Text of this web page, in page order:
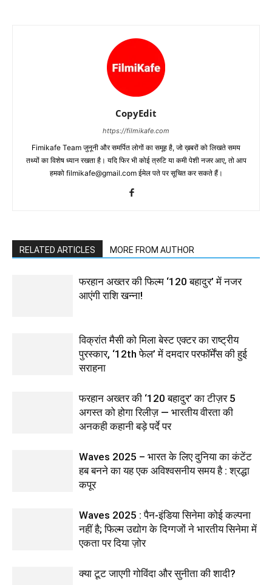
CopyEdit
https://filmikafe.com
Fimikafe Team जुनूनी और समर्पित लोगों का समूह है, जो ख़बरों को लिखते समय
तथ्‍यों का विशेष ध्‍यान रखता है। यदि फिर भी कोई त्रुटि या कमी पेशी नजर आए, तो आप
हमको filmikafe@gmail.com ईमेल पते पर सूचित कर सकते हैं।
RELATED ARTICLES MORE FROM AUTHOR
फरहान अख्तर की फिल्म ‘120 बहादुर’ में नजर
आएंगी राशि खन्ना!
विक्रांत मैसी को मिला बेस्ट एक्टर का राष्ट्रीय
पुरस्कार, ‘12th फेल’ में दमदार परफॉर्मेंस की हुई
सराहना
फरहान अख्तर की ‘120 बहादुर’ का टीज़र 5
अगस्त को होगा रिलीज़ — भारतीय वीरता की
अनकही कहानी बड़े पर्दे पर
Waves 2025 – भारत के लिए दुनिया का कंटेंट
हब बनने का यह एक अविश्वसनीय समय है : श्रद्धा
कपूर
Waves 2025 : पैन-इंडिया सिनेमा कोई कल्पना
नहीं है; फिल्म उद्योग के दिग्गजों ने भारतीय सिनेमा में
एकता पर दिया ज़ोर
क्या टूट जाएगी गोविंदा और सुनीता की शादी?